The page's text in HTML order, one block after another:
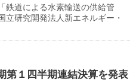
鉄道による水素輸送の供給管
研究開発法人新エネルギー・
１四半期連結決算を発表